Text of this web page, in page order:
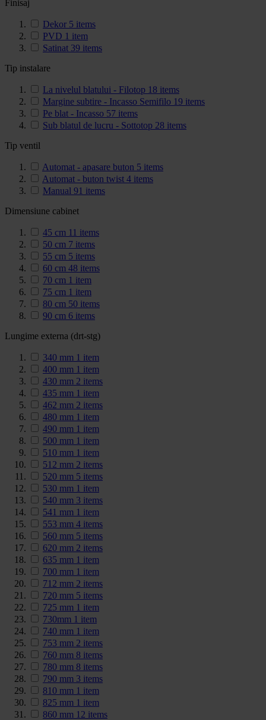
Finisaj
Dekor 5 items
PVD 1 item
Satinat 39 items
Tip instalare
La nivelul blatului - Filotop 18 items
Margine subtire - Incasso Semifilo 19 items
Pe blat - Incasso 57 items
Sub blatul de lucru - Sottotop 28 items
Tip ventil
Automat - apasare buton 5 items
Automat - buton twist 4 items
Manual 91 items
Dimensiune cabinet
45 cm 11 items
50 cm 7 items
55 cm 5 items
60 cm 48 items
70 cm 1 item
75 cm 1 item
80 cm 50 items
90 cm 6 items
Lungime externa (drt-stg)
340 mm 1 item
400 mm 1 item
430 mm 2 items
435 mm 1 item
462 mm 2 items
480 mm 1 item
490 mm 1 item
500 mm 1 item
510 mm 1 item
512 mm 2 items
520 mm 5 items
530 mm 1 item
540 mm 3 items
541 mm 1 item
553 mm 4 items
560 mm 5 items
620 mm 2 items
635 mm 1 item
700 mm 1 item
712 mm 2 items
720 mm 5 items
725 mm 1 item
730mm 1 item
740 mm 1 item
753 mm 2 items
760 mm 8 items
780 mm 8 items
790 mm 3 items
810 mm 1 item
825 mm 1 item
860 mm 12 items